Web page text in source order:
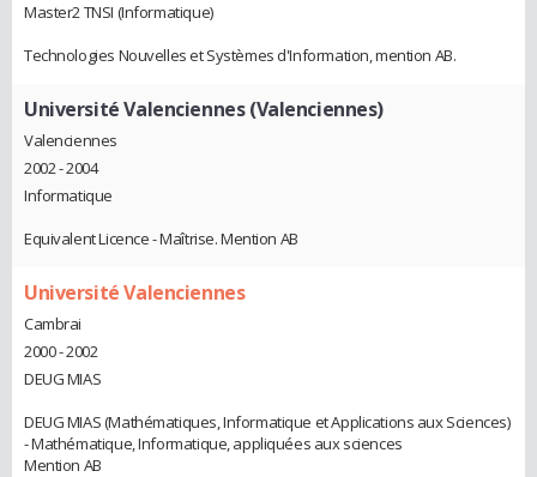
Master2 TNSI (Informatique)
Technologies Nouvelles et Systèmes d'Information, mention AB.
Université Valenciennes (Valenciennes)
Valenciennes
2002 - 2004
Informatique
Equivalent Licence - Maîtrise. Mention AB
Université Valenciennes
Cambrai
2000 - 2002
DEUG MIAS
DEUG MIAS (Mathématiques, Informatique et Applications aux Sciences)
- Mathématique, Informatique, appliquées aux sciences
Mention AB